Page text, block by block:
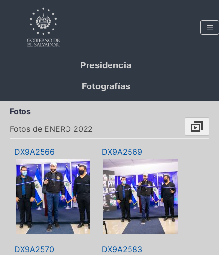
Presidencia
Fotografías
Fotos
Fotos de ENERO 2022
DX9A2566 DX9A2569
DX9A2570 DX9A2583